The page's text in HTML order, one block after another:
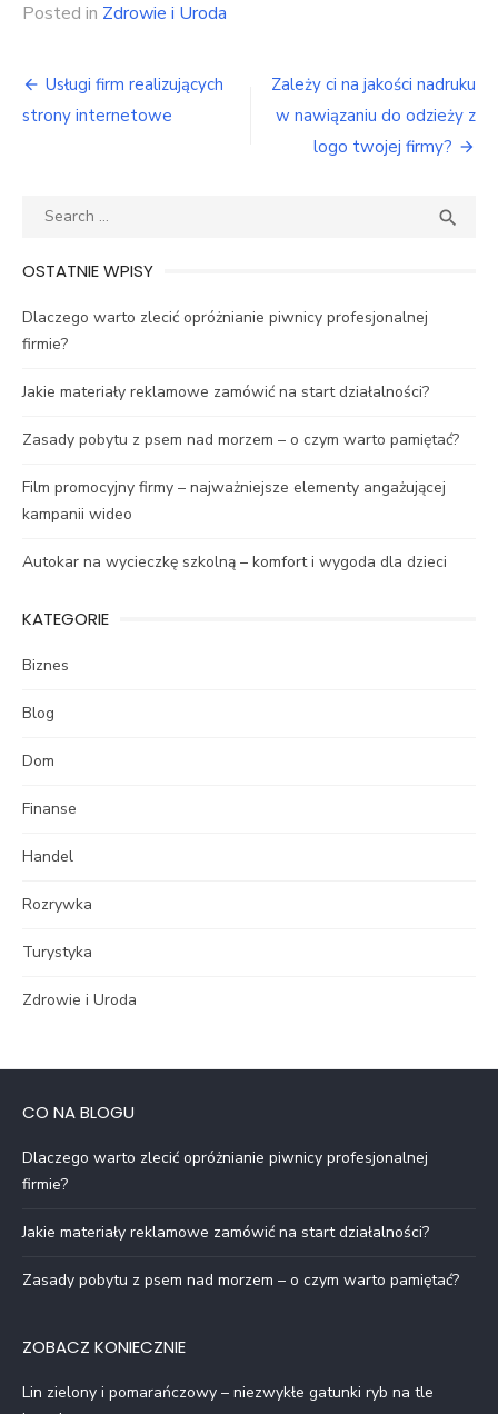
Posted in Zdrowie i Uroda
Nawigacja
wpisu
Usługi firm realizujących
strony internetowe
Zależy ci na jakości nadruku
w nawiązaniu do odzieży z
logo twojej firmy?
Search

OSTATNIE WPISY
Dlaczego warto zlecić opróżnianie piwnicy profesjonalnej
firmie?
Jakie materiały reklamowe zamówić na start działalności?
Zasady pobytu z psem nad morzem – o czym warto pamiętać?
Film promocyjny firmy – najważniejsze elementy angażującej
kampanii wideo
Autokar na wycieczkę szkolną – komfort i wygoda dla dzieci
KATEGORIE
Biznes
Blog
Dom
Finanse
Handel
Rozrywka
Turystyka
Zdrowie i Uroda
CO NA BLOGU
Dlaczego warto zlecić opróżnianie piwnicy profesjonalnej
firmie?
Jakie materiały reklamowe zamówić na start działalności?
Zasady pobytu z psem nad morzem – o czym warto pamiętać?
ZOBACZ KONIECZNIE
Lin zielony i pomarańczowy – niezwykłe gatunki ryb na tle